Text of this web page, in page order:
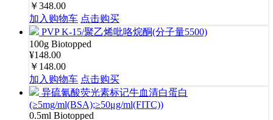
￥348.00
加入购物车 点击购买
PVP K-15/聚乙烯吡咯烷酮(分子量5500)
100g Biotopped
¥148.00
￥148.00
加入购物车 点击购买
异硫氰酸荧光素标记牛血清白蛋白
(≥5mg/ml(BSA);≥50μg/ml(FITC))
0.5ml Biotopped